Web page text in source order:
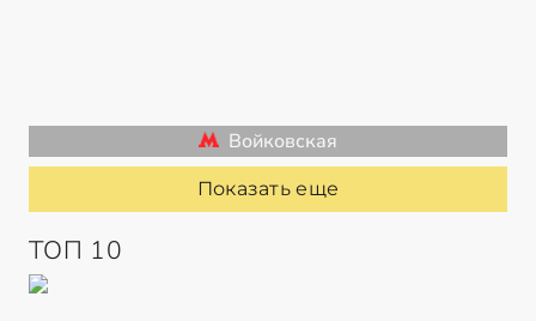
Войковская
Показать еще
ТОП 10